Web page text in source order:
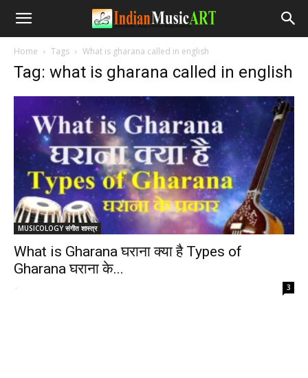
Home Tags What is gharana called in english
Tag: what is gharana called in english
MUSICOLOGY संगीत शास्त्र
What is Gharana घराना क्या है Types of
Gharana घराना के...
- 3